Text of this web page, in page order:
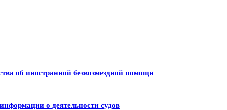
об иностранной безвозмездной помощи
о деятельности судов